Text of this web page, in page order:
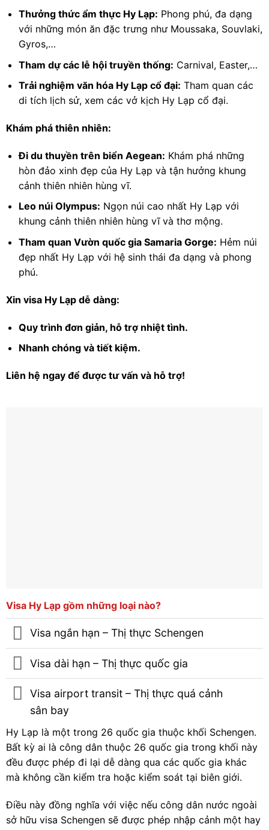
Thưởng thức ẩm thực Hy Lạp: Phong phú, đa dạng
với những món ăn đặc trưng như Moussaka, Souvlaki,
Gyros,…
Tham dự các lễ hội truyền thống: Carnival, Easter,…
Trải nghiệm văn hóa Hy Lạp cổ đại: Tham quan các
di tích lịch sử, xem các vở kịch Hy Lạp cổ đại.
Khám phá thiên nhiên:
Đi du thuyền trên biển Aegean: Khám phá những
hòn đảo xinh đẹp của Hy Lạp và tận hưởng khung
cảnh thiên nhiên hùng vĩ.
Leo núi Olympus: Ngọn núi cao nhất Hy Lạp với
khung cảnh thiên nhiên hùng vĩ và thơ mộng.
Tham quan Vườn quốc gia Samaria Gorge: Hẻm núi
đẹp nhất Hy Lạp với hệ sinh thái đa dạng và phong
phú.
Xin visa Hy Lạp dễ dàng:
Quy trình đơn giản, hỗ trợ nhiệt tình.
Nhanh chóng và tiết kiệm.
Liên hệ ngay để được tư vấn và hỗ trợ!
Visa Hy Lạp gồm những loại nào?
Visa ngắn hạn – Thị thực Schengen
Visa dài hạn – Thị thực quốc gia
Visa airport transit – Thị thực quá cảnh
sân bay
Hy Lạp là một trong 26 quốc gia thuộc khối Schengen.
Bất kỳ ai là công dân thuộc 26 quốc gia trong khối này
đều được phép đi lại dễ dàng qua các quốc gia khác
mà không cần kiểm tra hoặc kiểm soát tại biên giới.
Điều này đồng nghĩa với việc nếu công dân nước ngoài
sở hữu visa Schengen sẽ được phép nhập cảnh một hay